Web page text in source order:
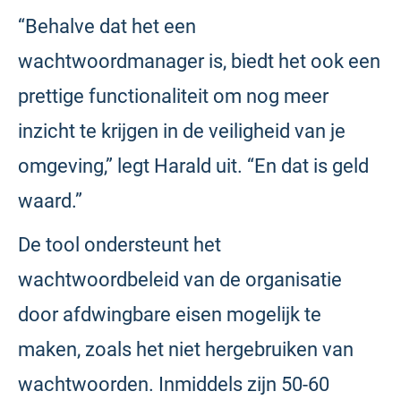
“Behalve dat het een
wachtwoordmanager is, biedt het ook een
prettige functionaliteit om nog meer
inzicht te krijgen in de veiligheid van je
omgeving,” legt Harald uit. “En dat is geld
waard.”
De tool ondersteunt het
wachtwoordbeleid van de organisatie
door afdwingbare eisen mogelijk te
maken, zoals het niet hergebruiken van
wachtwoorden. Inmiddels zijn 50-60